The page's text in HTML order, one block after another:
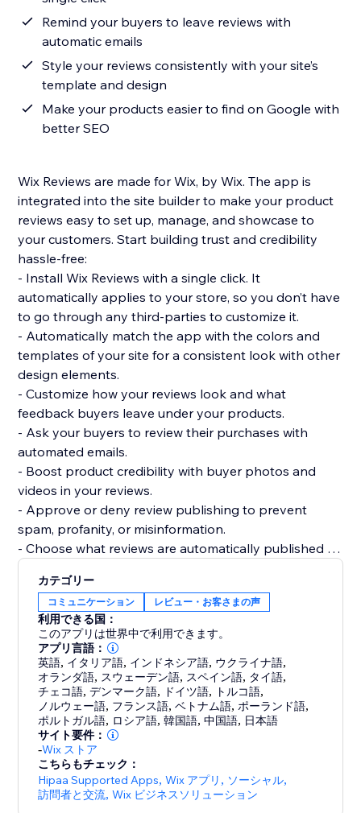
Remind your buyers to leave reviews with
automatic emails
Style your reviews consistently with your site’s
template and design
Make your products easier to find on Google with
better SEO
Wix Reviews are made for Wix, by Wix. The app is
integrated into the site builder to make your product
reviews easy to set up, manage, and showcase to
your customers. Start building trust and credibility
hassle-free:
- Install Wix Reviews with a single click. It
automatically applies to your store, so you don’t have
to go through any third-parties to customize it.
- Automatically match the app with the colors and
templates of your site for a consistent look with other
design elements.
- Customize how your reviews look and what
feedback buyers leave under your products.
- Ask your buyers to review their purchases with
automated emails.
- Boost product credibility with buyer photos and
videos in your reviews.
- Approve or deny review publishing to prevent
spam, profanity, or misinformation.
- Choose what reviews are automatically published or
- Get your products to be more easily found on
Google, Bing, and other search engines.
- Display product ratings on your product gallery or
product pages.
カテゴリー
コミュニケーション レビュー・お客さまの声
利用できる国：
このアプリは世界中で利用できます。
アプリ言語：
英語, イタリア語, インドネシア語, ウクライナ語,
オランダ語, スウェーデン語, スペイン語, タイ語,
チェコ語,デンマーク語, ドイツ語, トルコ語,
ノルウェー語, フランス語,ベトナム語, ポーランド語,
ポルトガル語, ロシア語,韓国語,中国語, 日本語
サイト要件：
-Wix ストア
こちらもチェック：
Hipaa Supported Apps,Wix アプリ , ソーシャル,
訪問者と交流,Wix ビジネスソリューション